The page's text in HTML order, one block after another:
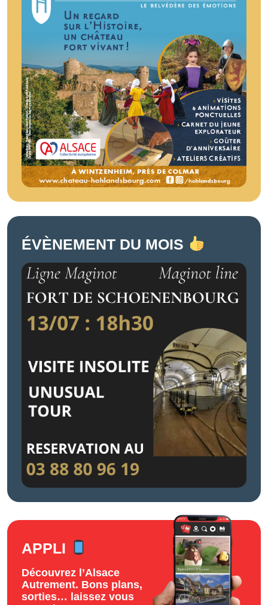
ÉVÈNEMENT DU MOIS
APPLI
Découvrez l’Alsace
Autrement. Bons plans,
sorties… laissez vous